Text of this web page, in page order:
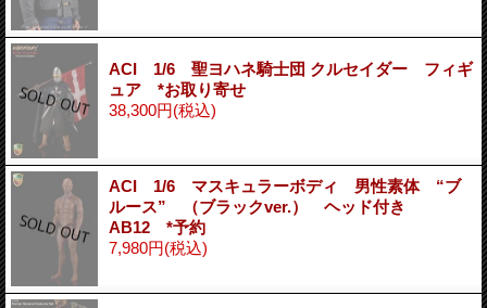
ACI 1/6 聖ヨハネ騎士団 クルセイダー フィギ
ュア *お取り寄せ
38,300円(税込)
ACI 1/6 マスキュラーボディ 男性素体 “ブ
ルース” （ブラックver.） ヘッド付き
AB12 *予約
7,980円(税込)